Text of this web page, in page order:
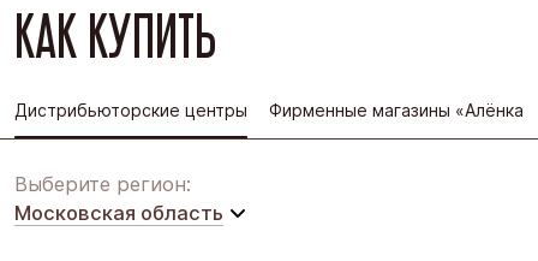
КАК КУПИТЬ
Дистрибьюторские центры Фирменные магазины «Алёнка»
Выберите регион:
Московская область